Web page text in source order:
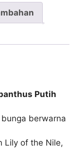
Putih
berwarna
Lily of the Nile,